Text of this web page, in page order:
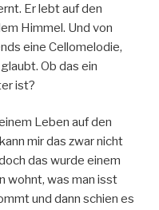
Er lebt auf den
Himmel. Und von
eine Cellomelodie,
Ob das ein
ist?
Leben auf den
mir das zwar nicht
das wurde einem
wohnt, was man isst
und dann schien es